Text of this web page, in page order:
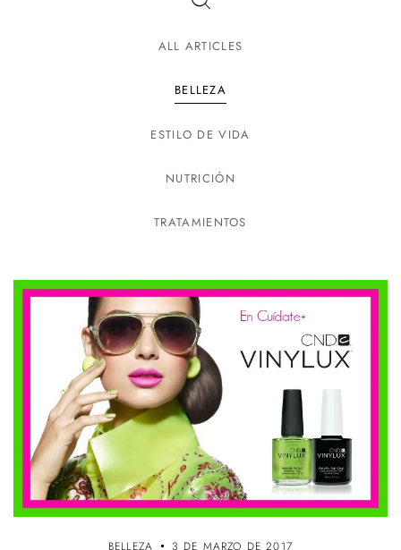
ALL ARTICLES
BELLEZA
ESTILO DE VIDA
NUTRICIÓN
TRATAMIENTOS
BELLEZA 3 DE MARZO DE 2017